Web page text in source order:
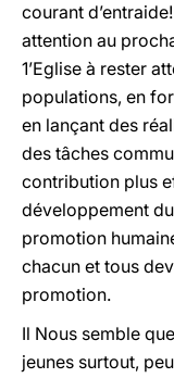
courant
attention au
1’Eglise à rester
populations, en
en lançant des
des tâches
contribution plus
développement
promotion
chacun et tous
promotion.
Il Nous semble
jeunes surtout,